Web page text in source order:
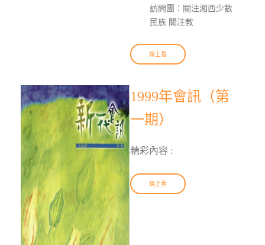
訪問團：關注湘西少數
民族 關注教
線上看
1999年會訊（第
一期）
精彩內容 :
線上看